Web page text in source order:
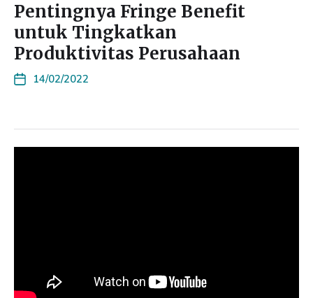
Pentingnya Fringe Benefit
untuk Tingkatkan
Produktivitas Perusahaan
14/02/2022